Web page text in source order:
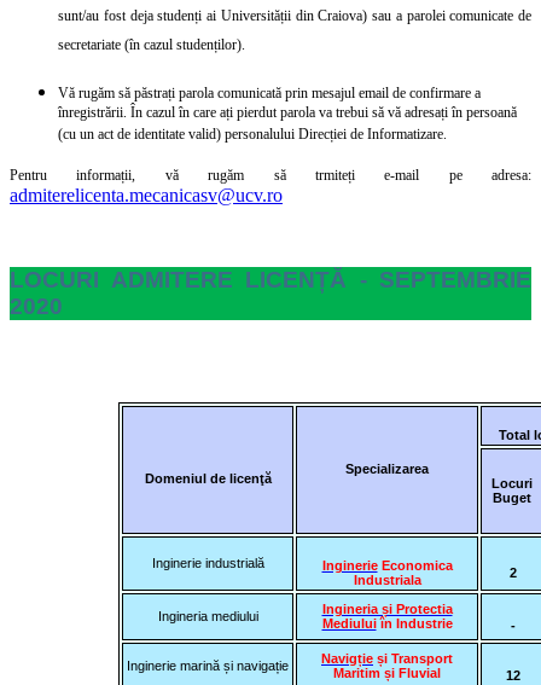
sunt/au fost deja studenți ai Universității din Craiova) sau a parolei comunicate de
secretariate (în cazul studenților).
Vă rugăm să păstrați parola comunicată prin mesajul email de confirmare a
înregistrării. În cazul în care ați pierdut parola va trebui să vă adresați în persoană
(cu un act de identitate valid) personalului Direcției de Informatizare.
Pentru informații, vă rugăm să trmiteți e-mail pe adresa:
admiterelicenta.mecanicasv@ucv.ro
LOCURI ADMITERE LICENȚĂ - SEPTEMBRIE
2020
Domeniul de licenţă
Specializarea
Total
Locuri
Buget
Inginerie industrială InginerieEconomica
Industriala
2
Ingineria mediului
Ingineria și Protectia
Mediuluiîn Industrie -
Inginerie marină și navigație Navigție și Transport
Maritim și Fluvial
12